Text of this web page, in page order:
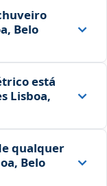
Belo
está
Lisboa,
qualquer
Belo